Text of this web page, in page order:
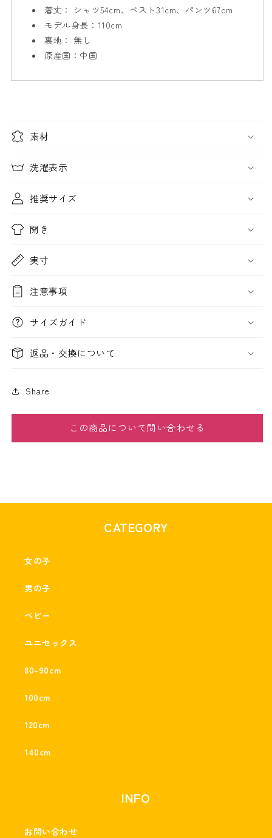
ン】
の
数
量
減
ン】
の
数
量
増
着丈：
シャツ54cm、ベスト31cm、パンツ67cm
モデル身長： 110cm
裏地： 無し
原産国：中国
素材
洗濯表示
推奨サイズ
開き
実寸
注意事項
サイズガイド
返品・交換について
Share
この商品について問い合わせる
CATEGORY
女の子
男の子
ベビー
ユニセックス
80-90cm
100cm
120cm
140cm
INFO
お問い合わせ